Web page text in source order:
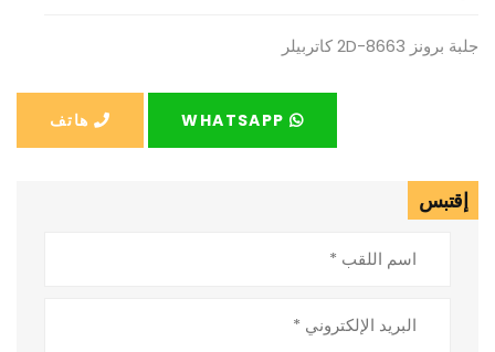
جلبة برونز 2D-8663 كاتربيلر
WHATSAPP هاتف
إقتبس